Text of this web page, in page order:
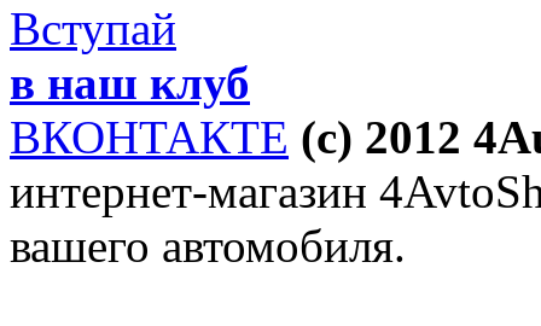
Вступай
в наш клуб
ВКОНТАКТЕ (c) 2012
интернет-магазин
вашего автомобиля.